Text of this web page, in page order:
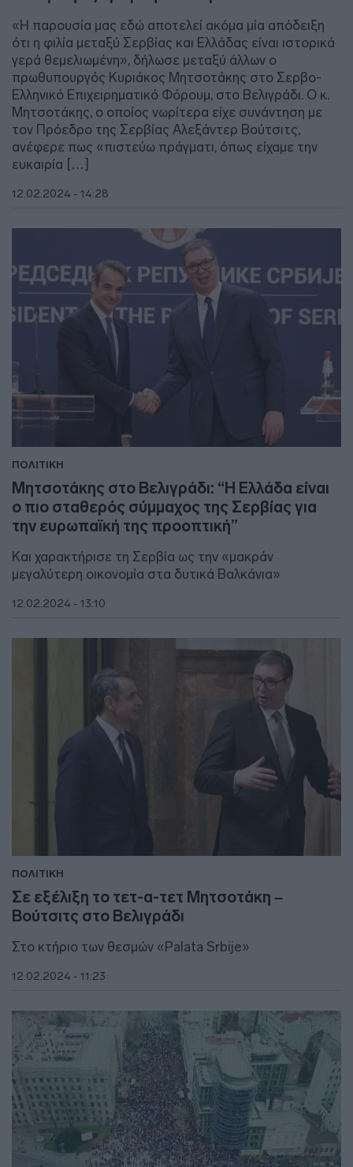
«Η παρουσία μας εδώ αποτελεί ακόμα μία απόδειξη
ότι η φιλία μεταξύ Σερβίας και Ελλάδας είναι ιστορικά
γερά θεμελιωμένη», δήλωσε μεταξύ άλλων ο
πρωθυπουργός Κυριάκος Μητσοτάκης στο Σερβο-
Ελληνικό Επιχειρηματικό Φόρουμ, στο Βελιγράδι. Ο κ.
Μητσοτάκης, ο οποίος νωρίτερα είχε συνάντηση με
τον Πρόεδρο της Σερβίας Αλεξάντερ Βούτσιτς,
ανέφερε πως «πιστεύω πράγματι, όπως είχαμε την
ευκαιρία […]
12.02.2024 - 14:28
ΠΟΛΙΤΙΚΗ
Μητσοτάκης στο Βελιγράδι: “Η Ελλάδα είναι
ο πιο σταθερός σύμμαχος της Σερβίας για
την ευρωπαϊκή της προοπτική”
Και χαρακτήρισε τη Σερβία ως την «μακράν
μεγαλύτερη οικονομία στα δυτικά Βαλκάνια»
12.02.2024 - 13:10
ΠΟΛΙΤΙΚΗ
Σε εξέλιξη το τετ-α-τετ Μητσοτάκη –
Βούτσιτς στο Βελιγράδι
Στο κτήριο των θεσμών «Palata Srbije»
12.02.2024 - 11:23